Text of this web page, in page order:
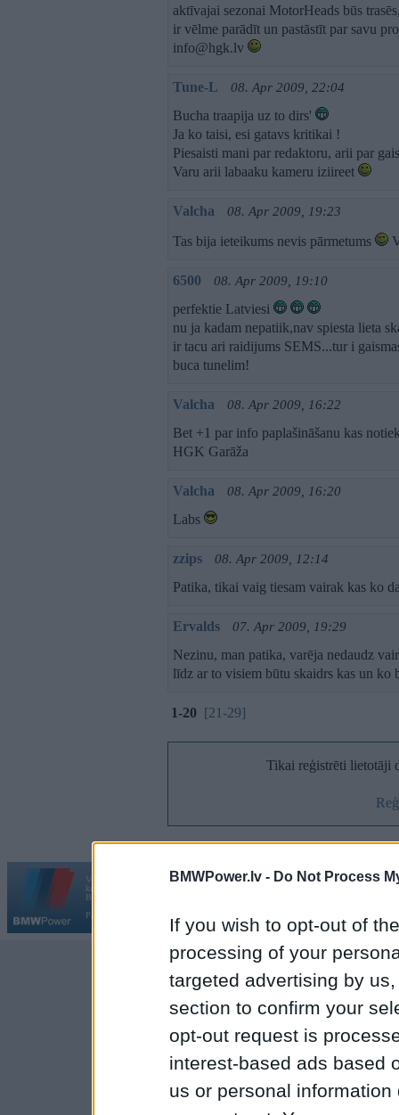
BMWPower.lv - Do Not Process
If you wish to opt-out of
processing of your
targeted advertising by
section to confirm your
opt-out request is
interest-based ads based
us or personal
aktīvajai sezonai MotorHeads būs
ir vēlme parādīt un pastāstīt par savu
info@hgk.lv
Tune-L 08. Apr 2009, 22:04
Bucha traapija uz to dirs'
Ja ko taisi, esi gatavs kritikai !
Piesaisti mani par redaktoru, arii par
Varu arii labaaku kameru iziireet
Valcha 08. Apr 2009, 19:23
Tas bija ieteikums nevis pārmetums
6500 08. Apr 2009, 19:10
perfektie Latviesi
nu ja kadam nepatiik,nav spiesta lieta
ir tacu ari raidijums SEMS...tur i
buca tunelim!
Valcha 08. Apr 2009, 16:22
Bet +1 par info paplašināšanu kas
HGK Garāža
Valcha 08. Apr 2009, 16:20
Labs
zzips 08. Apr 2009, 12:14
Patika, tikai vaig tiesam vairak kas ko
Ervalds 07. Apr 2009, 19:29
Nezinu, man patika, varēja nedaudz
līdz ar to visiem būtu skaidrs kas un ko
1-20 [21-29]
Tikai reģistrēti lietotāji
Vortāls BMWPower.lv darbojas
kopš 2002. gada 14. maija. Tas nav auto klubs un nav saistīts ar
BMW AG.
Par BMWPower